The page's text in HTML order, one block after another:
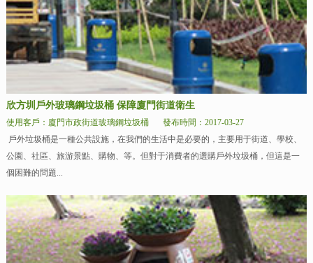
欣方圳戶外玻璃鋼垃圾桶 保障廈門街道衛生
使用客戶：廈門市政街道玻璃鋼垃圾桶
發布時間：2017-03-27
戶外垃圾桶是一種公共設施，在我們的生活中是必要的，主要用于街道、學校、
公園、社區、旅游景點、購物、等。但對于消費者的選購戶外垃圾桶，但這是一
個困難的問題...